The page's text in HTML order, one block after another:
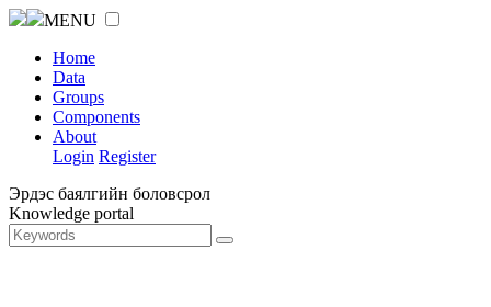
MENU
Home
Data
Groups
Components
About
Login Register
Эрдэс баялгийн боловсрол
Knowledge portal